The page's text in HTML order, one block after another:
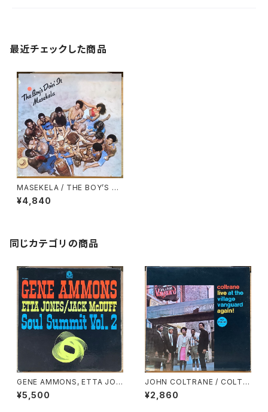
最近チェックした商品
MASEKELA / THE BOY’S D
OIN’ IT
¥4,840
同じカテゴリの商品
GENE AMMONS, ETTA JON
ES, JACK McDUFF / SOUL
SUMMIT VOL.2
¥5,500
JOHN COLTRANE / COLTR
ANE LIVE AT THE VILLAGE
VANGUARD AGAIN!
¥2,860